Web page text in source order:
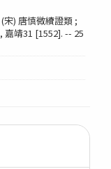
) 唐慎微續證類 ;
嘉靖31 [1552]. -- 25